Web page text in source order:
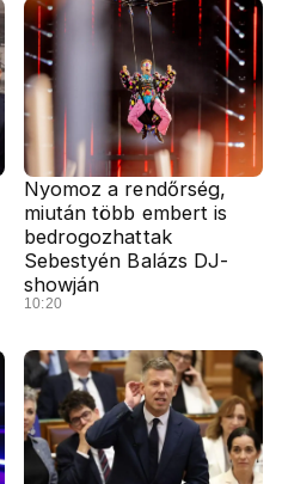
Nyomoz a rendőrség,
miután több embert is
bedrogozhattak
Sebestyén Balázs DJ-
showján
10:20